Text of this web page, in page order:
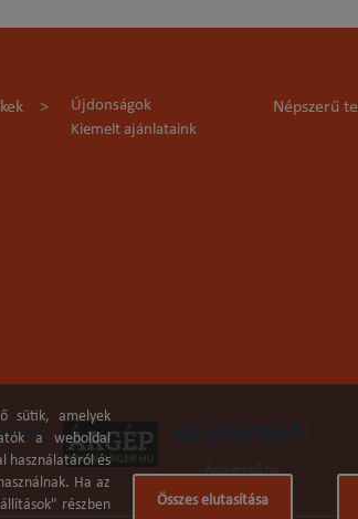
Újdonságok
Kiemelt ajánlataink
Népszerű
sütik, amelyek
a weboldal
használatáról és
Ha az
részben
Összes elutasítása